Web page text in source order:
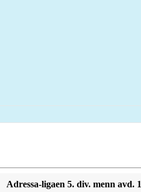
Adressa-ligaen 5. div. menn avd. 1